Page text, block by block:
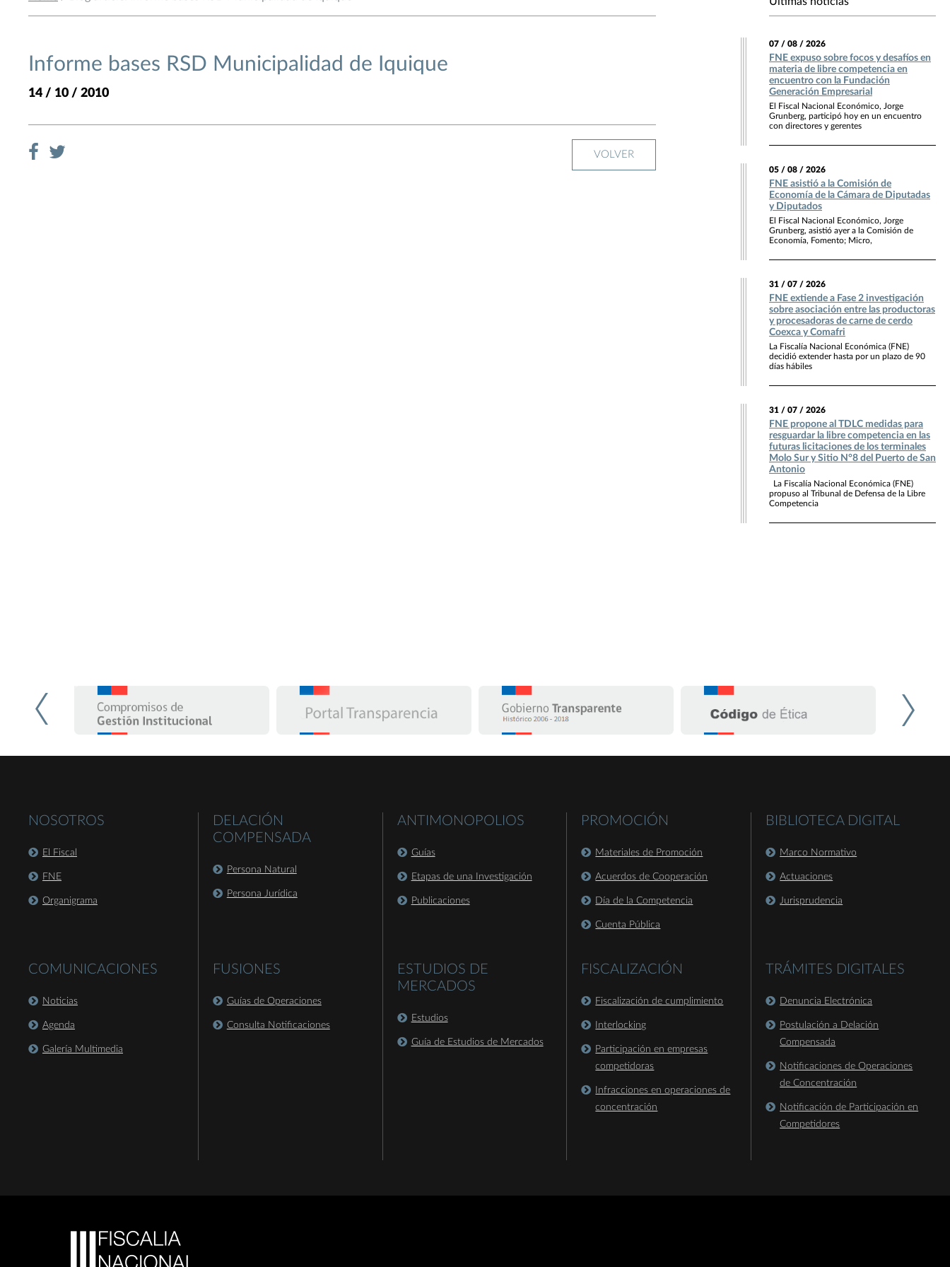
Informe bases RSD Municipalidad de Iquique
14 / 10 / 2010
VOLVER
07 / 08 / 2026
FNE expuso sobre focos y desafíos en
materia de libre competencia en
encuentro con la Fundación
Generación Empresarial
El Fiscal Nacional Económico, Jorge
Grunberg, participó hoy en un encuentro
con directores y gerentes
05 / 08 / 2026
FNE asistió a la Comisión de
Economía de la Cámara de Diputadas
y Diputados
El Fiscal Nacional Económico, Jorge
Grunberg, asistió ayer a la Comisión de
Economía, Fomento; Micro,
31 / 07 / 2026
FNE extiende a Fase 2 investigación
sobre asociación entre las productoras
y procesadoras de carne de cerdo
Coexca y Comafri
La Fiscalía Nacional Económica (FNE)
decidió extender hasta por un plazo de 90
días hábiles
31 / 07 / 2026
FNE propone al TDLC medidas para
resguardar la libre competencia en las
futuras licitaciones de los terminales
Molo Sur y Sitio N°8 del Puerto de San
Antonio
La Fiscalía Nacional Económica (FNE)
propuso al Tribunal de Defensa de la Libre
Competencia
NOSOTROS
El Fiscal
FNE
Organigrama
COMUNICACIONES
Noticias
Agenda
Galería Multimedia
DELACIÓN
COMPENSADA
Persona Natural
Persona Jurídica
FUSIONES
Guías de Operaciones
Consulta Notificaciones
ANTIMONOPOLIOS
Guías
Etapas de una Investigación
Publicaciones
ESTUDIOS DE
MERCADOS
Estudios
Guía de Estudios de Mercados
PROMOCIÓN
Materiales de Promoción
Acuerdos de Cooperación
Día de la Competencia
Cuenta Pública
FISCALIZACIÓN
Fiscalización de cumplimiento
Interlocking
Participación en empresas
competidoras
Infracciones en operaciones de
concentración
BIBLIOTECA DIGITAL
Marco Normativo
Actuaciones
Jurisprudencia
TRÁMITES DIGITALES
Denuncia Electrónica
Postulación a Delación
Compensada
Notificaciones de Operaciones
de Concentración
Notificación de Participación en
Competidores